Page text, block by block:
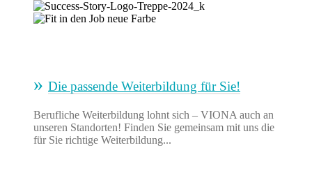
Die passende Weiterbildung für Sie!
Berufliche Weiterbildung lohnt sich – VIONA auch an
unseren Standorten! Finden Sie gemeinsam mit uns die
für Sie richtige Weiterbildung...